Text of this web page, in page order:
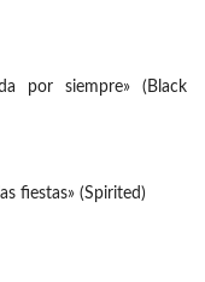
por siempre» (Black
fiestas» (Spirited)